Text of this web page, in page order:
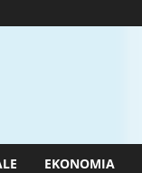
EKONOMIA